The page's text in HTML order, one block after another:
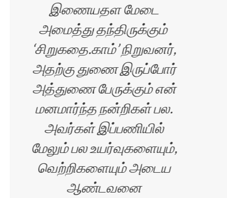
இணையதள மேடை
அமைத்து தந்திருக்கும்
‘சிறுகதை.காம்’ நிறுவனர்,
அதற்கு துணை இருப்போர்
அத்துணை பேருக்கும் என்
மனமார்ந்த நன்றிகள் பல.
அவர்கள் இப்பணியில்
மேலும் பல உயர்வுகளையும்,
வெற்றிகளையும் அடைய
ஆண்டவனை